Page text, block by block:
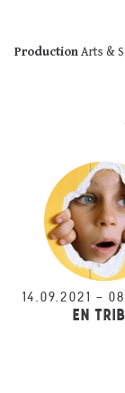
ProductionArts &
14.09.2021 –
EN